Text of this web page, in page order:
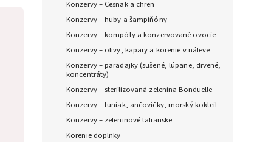
Konzervy – Cesnak a chren
Konzervy – huby a šampiňóny
Konzervy – kompóty a konzervované ovocie
Konzervy – olivy, kapary a korenie v náleve
Konzervy – paradajky (sušené, lúpane, drvené,
koncentráty)
Konzervy – sterilizovaná zelenina Bonduelle
Konzervy – tuniak, ančovičky, morský kokteil
Konzervy – zeleninové talianske
Korenie doplnky